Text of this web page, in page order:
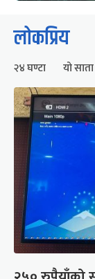
लोकप्रिय
२४ घण्टा यो साता